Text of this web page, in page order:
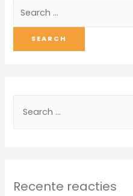
Recente reacties